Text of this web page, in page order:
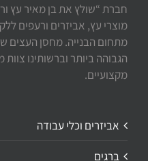
חברת “שולץ את בן מאיר עץ
מוצרי עץ, אביזרים ורעפים
מתחום הבנייה. מחסן העצים
הגבוהה ביותר וברשותינו צוות
מקצועיים.
אביזרים וכלי עבודה
ברגים